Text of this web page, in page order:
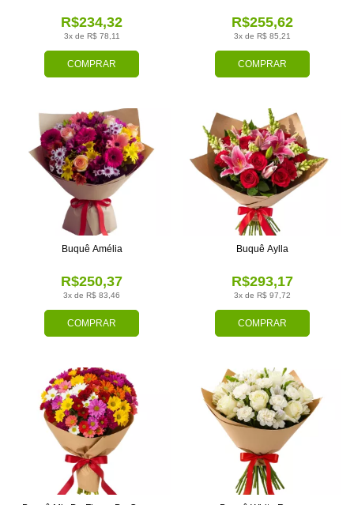
COMPRAR
3x de R$ 78,11
R$234,32
COMPRAR
3x de R$ 85,21
R$255,62
COMPRAR
3x de R$ 83,46
R$250,37
Buquê Amélia
COMPRAR
3x de R$ 97,72
R$293,17
Buquê Aylla